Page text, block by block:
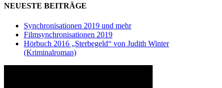
NEUESTE BEITRÄGE
Synchronisationen 2019 und mehr
Filmsynchronisationen 2019
Hörbuch 2016 „Sterbegeld“ von Judith Winter
(Kriminalroman)